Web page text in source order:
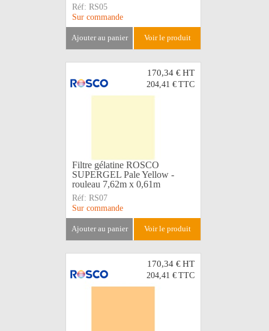
Réf: RS05
Sur commande
ajouter au panier voir le produit
170,34 €HT
204,41 € TTC
Filtre gélatine ROSCO
SUPERGEL Pale Yellow -
rouleau 7,62m x 0,61m
Réf: RS07
Sur commande
ajouter au panier voir le produit
170,34 €HT
204,41 € TTC